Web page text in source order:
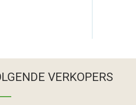
VERKOPERS